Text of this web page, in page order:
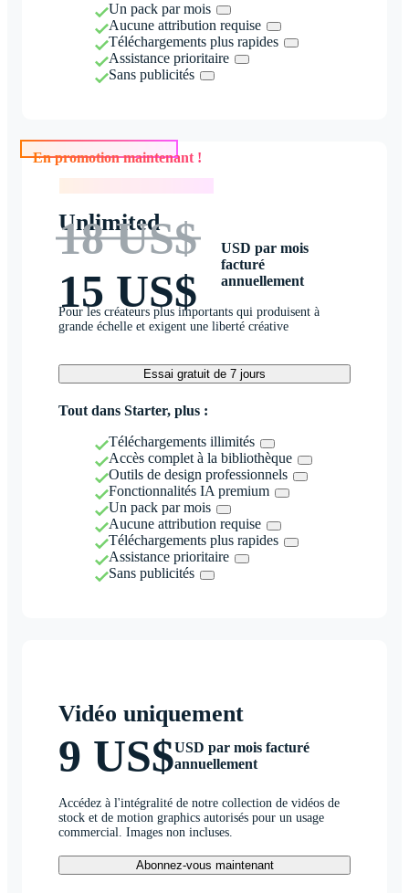
Un pack par mois
Aucune attribution requise
Téléchargements plus rapides
Assistance prioritaire
Sans publicités
En promotion maintenant !
Unlimited
18 US$
15 US$
USD par mois
facturé
annuellement
Pour les créateurs plus importants qui produisent à
grande échelle et exigent une liberté créative
Essai gratuit de 7 jours
Tout dans Starter, plus :
Téléchargements illimités
Accès complet à la bibliothèque
Outils de design professionnels
Fonctionnalités IA premium
Un pack par mois
Aucune attribution requise
Téléchargements plus rapides
Assistance prioritaire
Sans publicités
Vidéo uniquement
9 US$USD par mois facturé
annuellement
Accédez à l'intégralité de notre collection de vidéos de
stock et de motion graphics autorisés pour un usage
commercial. Images non incluses.
Abonnez-vous maintenant